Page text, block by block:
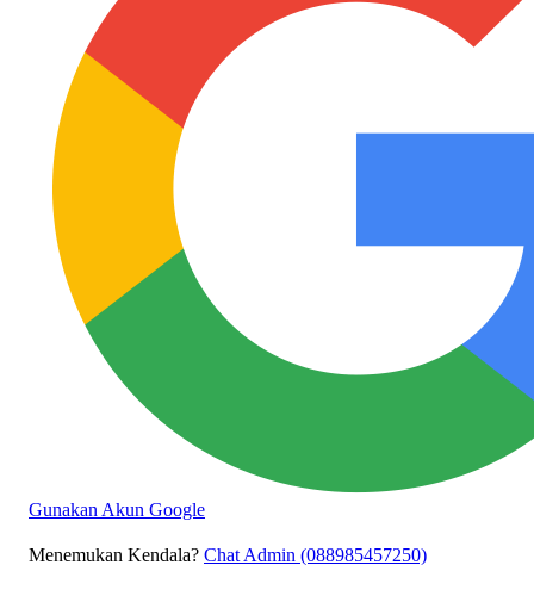
Gunakan Akun Google
Menemukan Kendala? Chat Admin (088985457250)